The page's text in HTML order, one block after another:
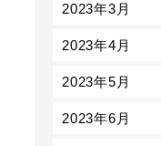
2023年3月
2023年4月
2023年5月
2023年6月